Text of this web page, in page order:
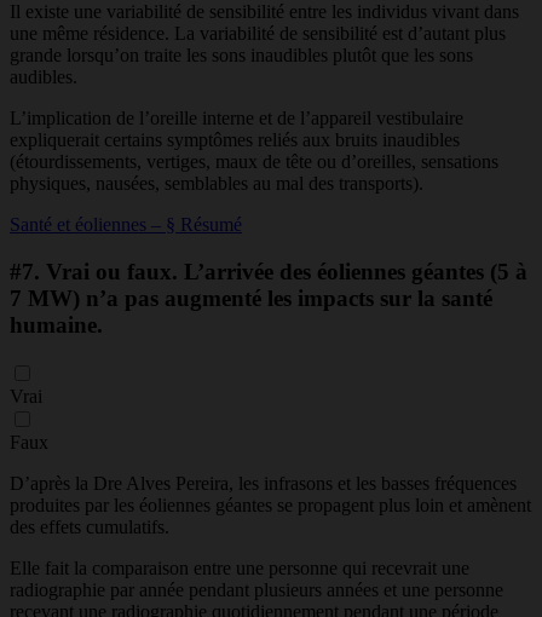
Il existe une variabilité de sensibilité entre les individus vivant dans
une même résidence. La variabilité de sensibilité est d’autant plus
grande lorsqu’on traite les sons inaudibles plutôt que les sons
audibles.
L’implication de l’oreille interne et de l’appareil vestibulaire
expliquerait certains symptômes reliés aux bruits inaudibles
(étourdissements, vertiges, maux de tête ou d’oreilles, sensations
physiques, nausées, semblables au mal des transports).
Santé et éoliennes – § Résumé
#7. Vrai ou faux. L’arrivée des éoliennes géantes (5 à
7 MW) n’a pas augmenté les impacts sur la santé
humaine.
Vrai
Faux
D’après la Dre Alves Pereira, les infrasons et les basses fréquences
produites par les éoliennes géantes se propagent plus loin et amènent
des effets cumulatifs.
Elle fait la comparaison entre une personne qui recevrait une
radiographie par année pendant plusieurs années et une personne
recevant une radiographie quotidiennement pendant une période